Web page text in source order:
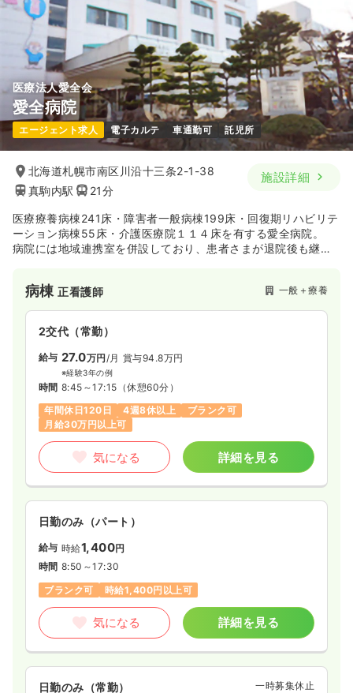
日祝休み
担当業務未経験可
ブランク可
月給40万円以上可
気になる 詳細を見る
外来正・准看護師 一般病院
日勤のみ（常勤） 一時募集休止
給与 19.1〜36.4万円 /月 賞与3.2ヶ月
※一例
日祝休み
担当業務未経験可
ブランク可
月給36万円以上可
時給1,300〜1,400
時間 8:45～17:00
日祝休み
担当業務未経験可
ブランク可
時給1,400円以上可
気になる 詳細を見る
医療法人愛全会
愛全病院
エージェント求人 電子カルテ 車通勤可 託児所
北海道札幌市南区川沿十三条2-1-38
真駒内駅
21分
施設詳細
医療療養病棟241床・障害者一般病棟199床・回復期リハビリテ
ーション病棟55床・介護医療院１１４床を有する愛全病院。
病院には地域連携室を併設しており、患者さまが退院後も継続
サポートを行っており、認知症の患者さまに対してのケアでは
身体拘束なしを実践しているのが特徴です。そのため、「患者
さまファーストの看護がしたい」という方は、ご自身の納得の
いく看護を追求することができます。
また、同院の看護師は20～30代を中心に子育て中の方が多く、
小さなお子さんがいる方は、法人内の託児所を利用したり、時
短勤務制度を活用したりしています。
で取得できるほか、お休みの希望も通りやすいので、子育て中
の方にもおすすめの職場です。
病棟正看護師 一般＋療養
2交代（常勤）
給与 27.0万円 /月 賞与94.8万円
※経験3年の例
時間 8:45～17:15 （休憩60分）
年間休日120日
4週8休以上
ブランク可
月給30万円以上可
気になる 詳細を見る
日勤のみ（パート）
給与 時給1,400円
時間 8:50～17:30
ブランク可
時給1,400円以上可
気になる 詳細を見る
日勤のみ（常勤） 一時募集休止